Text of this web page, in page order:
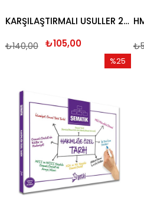
KARŞILAŞTIRMALI USULLER 2026
₺105,00
₺140,00
%25